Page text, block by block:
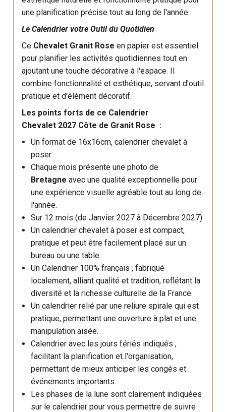
une planification précise tout au long de l'année.
Le Calendrier votre Outil du Quotidien
Ce Chevalet Granit Rose en papier est essentiel
pour planifier les activités quotidiennes tout en
ajoutant une touche décorative à l'espace. Il
combine fonctionnalité et esthétique, servant d'outil
pratique et d'élément décoratif.
Les points forts de ce Calendrier
Chevalet 2027 Côte de Granit Rose :
Un format de 16x16cm, calendrier chevalet à
poser
Chaque mois présente une photo de
Bretagne avec une qualité exceptionnelle pour
une expérience visuelle agréable tout au long de
l'année.
Sur 12 mois (de Janvier 2027 à Décembre 2027)
Un calendrier chevalet à poser est compact,
pratique et peut être facilement placé sur un
bureau ou une table.
Un Calendrier 100% français , fabriqué
localement, alliant qualité et tradition, reflétant la
diversité et la richesse culturelle de la France.
Un calendrier relié par une reliure spirale qui est
pratique, permettant une ouverture à plat et une
manipulation aisée.
Calendrier avec les jours fériés indiqués ,
facilitant la planification et l'organisation,
permettant de mieux anticiper les congés et
événements importants.
Les phases de la lune sont clairement indiquées
sur le calendrier pour vous permettre de suivre